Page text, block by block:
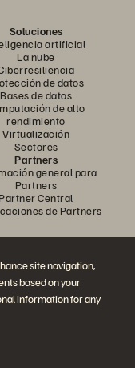
site navigation,
based on your
information for any
Soluciones
artificial
La nube
de datos
Bases de datos
de alto
rendimiento
Virtualización
Sectores
Partners
general para
Partners
Partner Central
de Partners
con nosotros
con Ventas
con Ventas